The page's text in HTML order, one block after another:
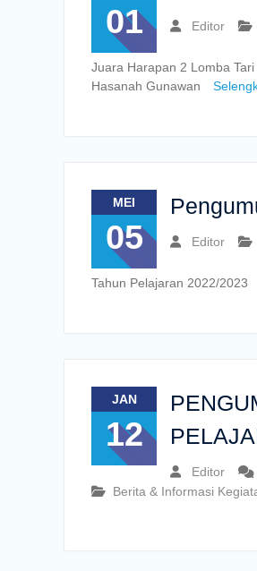
01 Editor
Juara Harapan 2 Lomba
Hasanah Gunawan
MEI
05 Editor
Tahun Pelajaran 2022/2023
JAN
12
Editor
Berita & Informasi